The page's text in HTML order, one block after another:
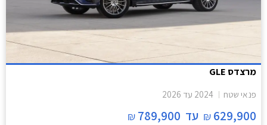
מרצדס GLE
פנאי שטח 2024 עד 2026
629,900
₪ עד 789,900
₪